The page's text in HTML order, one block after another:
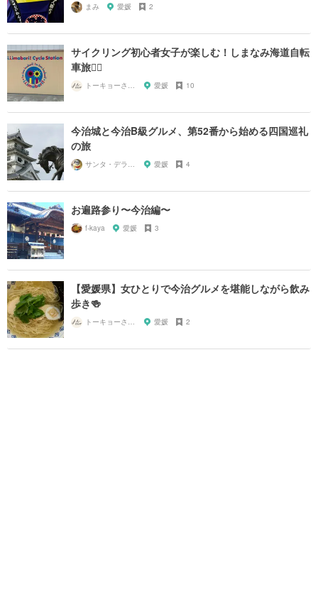
まみ 愛媛 2
サイクリング初心者女子が楽しむ！しまなみ海道自転
車旅🚴‍♀️
愛媛 10
今治城と今治B級グルメ、第52番から始める四国巡礼
の旅
愛媛 4
お遍路参り〜今治編〜
f-kaya 愛媛 3
【愛媛県】女ひとりで今治グルメを堪能しながら飲み
歩き🍻
愛媛 2